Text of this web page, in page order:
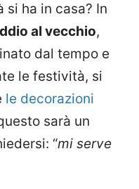
ha in casa? In
al vecchio,
dal tempo e
le festività, si
le decorazioni
sarà un
“mi serve